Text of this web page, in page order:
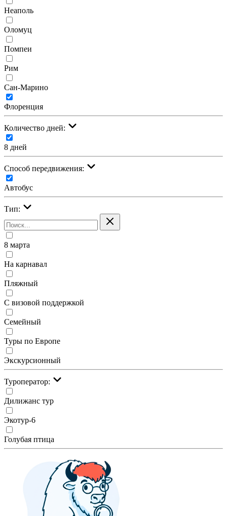
Неаполь
Оломуц
Помпеи
Рим
Сан-Марино
Флоренция
Количество дней:
8 дней
Cпособ передвижения:
Автобус
Тип:
8 марта
На карнавал
Пляжный
С визовой поддержкой
Семейный
Туры по Европе
Экскурсионный
Туроператор:
Дилижанс тур
Экотур-6
Голубая птица